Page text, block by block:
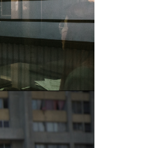
DIRECTOR.